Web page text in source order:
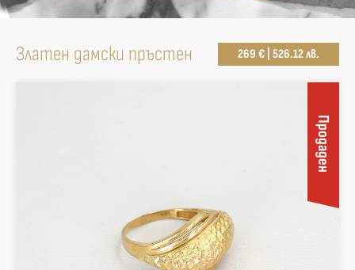
Златен дамски пръстен 269 € | 526.12 лв.
Продаден